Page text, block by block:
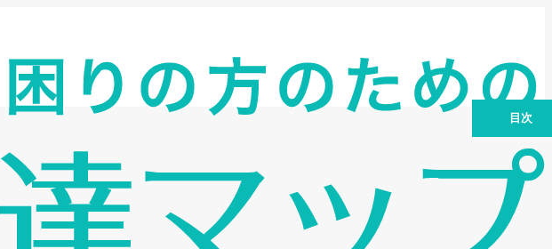
目次
対象と車種の違い
2026年度の補助額と2025年度からの変
更点
「いつ登録するか」で補助額が変わる：